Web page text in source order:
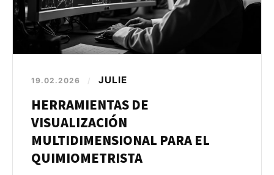
19.02.2026 / JULIE
HERRAMIENTAS DE
VISUALIZACIÓN
MULTIDIMENSIONAL PARA EL
QUIMIOMETRISTA